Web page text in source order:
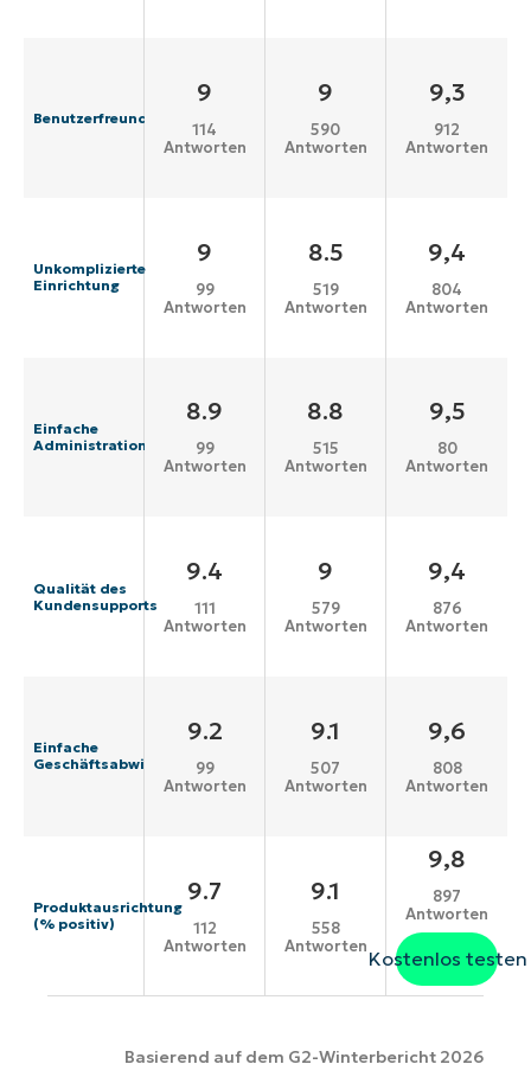
Benutzerfreundlichkeit
9
114
Antworten
9
590
Antworten
9,3
912
Antworten
Unkomplizierte
Einrichtung
9
99
Antworten
8.5
519
Antworten
9,4
804
Antworten
Einfache
Administration
8.9
99
Antworten
8.8
515
Antworten
9,5
80
Antworten
Qualität des
Kundensupports
9.4
111
Antworten
9
579
Antworten
9,4
876
Antworten
Einfache
Geschäftsabwicklung
9.2
99
Antworten
9.1
507
Antworten
9,6
808
Antworten
Produktausrichtung
(% positiv)
9.7
112
Antworten
9.1
558
Antworten
9,8
897
Antworten
Kostenlos testen
Basierend auf dem G2-Winterbericht 2026